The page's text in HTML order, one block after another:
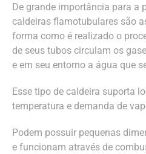
De grande importância para a
caldeiras flamotubulares são
forma como é realizado o
de seus tubos circulam os
e em seu entorno a água que
Esse tipo de caldeira suporta
temperatura e demanda de
Podem possuir pequenas
e funcionam através de